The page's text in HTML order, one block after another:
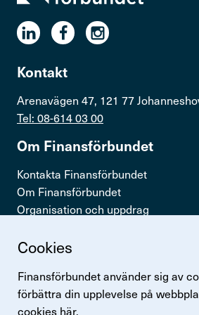
Cookies
Finansförbundet använder sig av
förbättra din upplevelse på
cookies här.
Kontakt
Arenavägen 47, 121 77
Tel: 08-614 03 00
Om Finans­för­bundet
Kontakta Finansförbundet
Om Finansförbundet
Organisation och uppdrag
Snabb­länkar
Logga in
Lönestatistik